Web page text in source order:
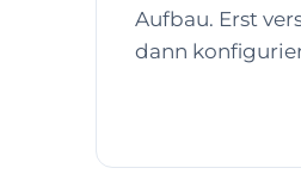
Aufbau. Erst
dann